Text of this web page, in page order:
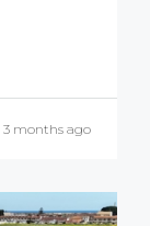
3 months ago